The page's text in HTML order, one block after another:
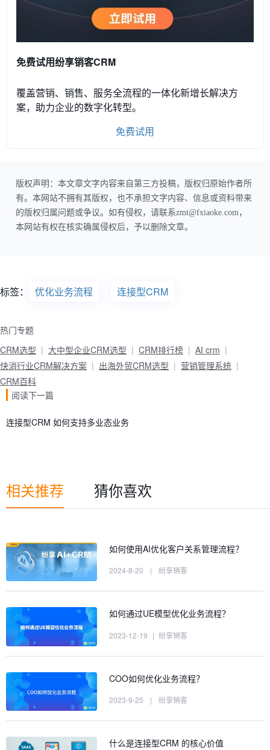
免费试用纷享销客CRM
覆盖营销、销售、服务全流程的一体化新增长解决方
案，助力企业的数字化转型。
免费试用
版权声明：本文章文字内容来自第三方投稿，版权归原始作者所
有。本网站不拥有其版权，也不承担文字内容、信息或资料带来
的版权归属问题或争议。如有侵权，请联系zmt@fxiaoke.com，
本网站有权在核实确属侵权后，予以删除文章。
标签： 优化业务流程 连接型CRM
热门专题
CRM选型
大中型企业CRM选型 CRM排行榜
AI crm
快消行业CRM解决方案
出海外贸CRM选型
营销管理系统
CRM百科
阅读下一篇
连接型CRM 如何支持多业态业务
相关推荐 猜你喜欢
如何使用AI优化客户关系管理流程？
2024-8-20 | 纷享销客
如何通过UE模型优化业务流程？
2023-12-19 | 纷享销客
COO如何优化业务流程？
2023-9-25 | 纷享销客
什么是连接型CRM 的核心价值